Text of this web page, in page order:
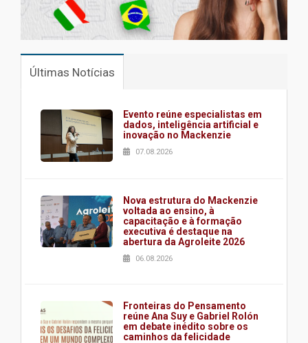
Últimas Notícias
Evento reúne especialistas em
dados, inteligência artificial e
inovação no Mackenzie
07.08.2026
Nova estrutura do Mackenzie
voltada ao ensino, à
capacitação e à formação
executiva é destaque na
abertura da Agroleite 2026
06.08.2026
Fronteiras do Pensamento
reúne Ana Suy e Gabriel Rolón
em debate inédito sobre os
caminhos da felicidade